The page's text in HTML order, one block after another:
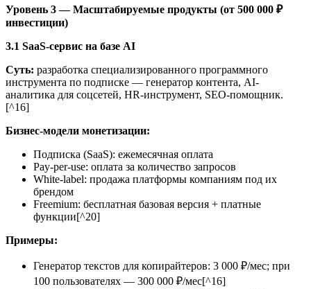
Уровень 3 — Масштабируемые продукты (от 500 000 ₽
инвестиции)
3.1 SaaS-сервис на базе AI
Суть: разработка специализированного программного
инструмента по подписке — генератор контента, AI-
аналитика для соцсетей, HR-инструмент, SEO-помощник.
[^16]
Бизнес-модели монетизации:
Подписка (SaaS): ежемесячная оплата
Pay-per-use: оплата за количество запросов
White-label: продажа платформы компаниям под их
брендом
Freemium: бесплатная базовая версия + платные
функции[^20]
Примеры:
Генератор текстов для копирайтеров: 3 000 ₽/мес; при
100 пользователях — 300 000 ₽/мес[^16]